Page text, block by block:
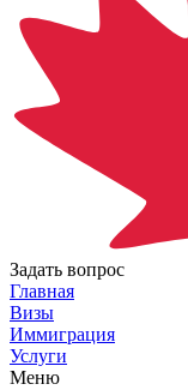
Задать вопрос
Главная
Визы
Иммиграция
Услуги
Меню